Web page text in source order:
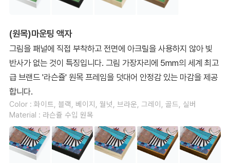
(원목)마운팅 액자
그림을 패널에 직접 부착하고 전면에 아크릴을 사용하지 않아 빛
반사가 없는 것이 특징입니다. 그림 가장자리에 5mm의 세계 최고
급 브랜드 '라슨쥴' 원목 프레임을 덧대어 안정감 있는 마감을 제공
합니다.
Color : 화이트, 블랙, 베이지, 월넛, 브라운, 그레이, 골드, 실버
Material : 라슨쥴 수입 원목